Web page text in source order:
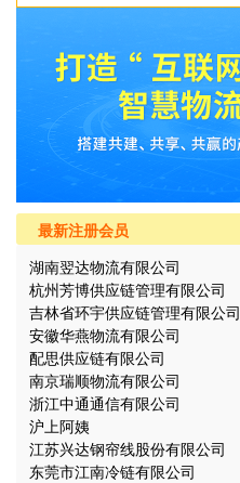
最新注册会员
湖南翌达物流有限公司
杭州芳博供应链管理有限公司
吉林省环宇供应链管理有限公司
安徽华燕物流有限公司
配思供应链有限公司
南京瑞顺物流有限公司
浙江中通通信有限公司
沪上阿姨
江苏兴达钢帘线股份有限公司
东莞市江南冷链有限公司